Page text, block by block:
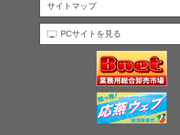
サイトマップ
PCサイトを見る